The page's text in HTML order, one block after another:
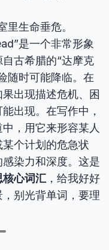
里生命垂危。
是一个非常形象
古希腊的“达摩克
随时可能降临。在
出现描述危机、困
出现。在写作中，
，用它来形容某人
个计划的危急状
染力和深度。这是
核心词汇 ，给我好好
别光背单词，要理